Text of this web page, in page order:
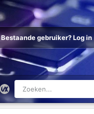
Bestaande gebruiker? Log in